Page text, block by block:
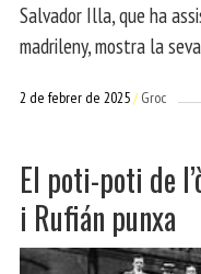
Salvador Illa, que ha
madrileny, mostra la
2 de febrer de 2025 Groc
El poti-poti de
i Rufián punxa